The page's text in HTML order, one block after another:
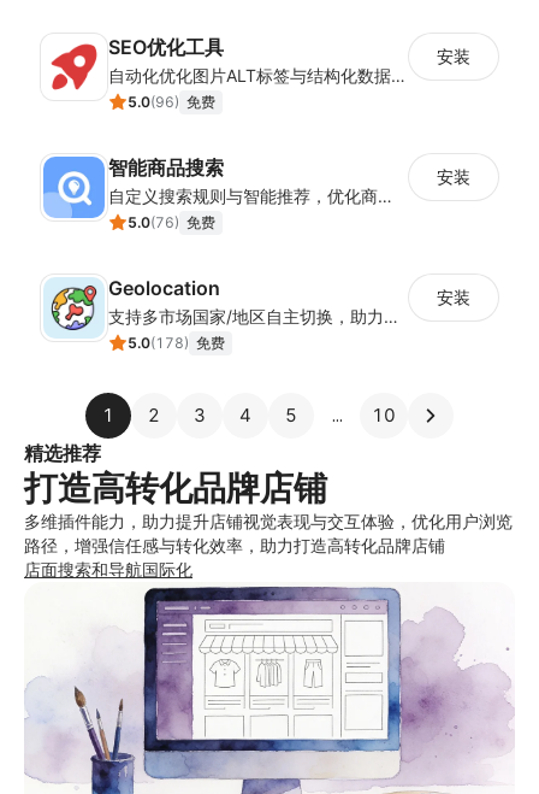
SEO优化工具
自动化优化图片ALT标签与结构化数据，提升店铺SEO效果
5.0(96) 免费
安装
智能商品搜索
自定义搜索规则与智能推荐，优化商品查找效率
5.0(76) 免费
安装
Geolocation
支持多市场国家/地区自主切换，助力店铺全球化运营
5.0(178) 免费
安装
1 2 3 4 5 10
精选推荐
打造高转化品牌店铺
多维插件能力，助力提升店铺视觉表现与交互体验，优化用户浏览
路径，增强信任感与转化效率，助力打造高转化品牌店铺
店面搜索和导航国际化